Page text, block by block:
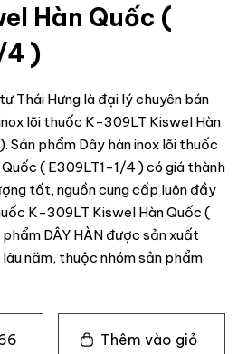
Hàn Quốc (
4 )
Thái Hưng là đại lý chuyên bán
lõi thuốc K-309LT Kiswel Hàn
Sản phẩm Dây hàn inox lõi thuốc
( E309LT1-1/4 ) có giá thành
tốt, nguồn cung cấp luôn đầy
K-309LT Kiswel Hàn Quốc (
DÂY HÀN được sản xuất
năm, thuộc nhóm sản phẩm
Thêm vào giỏ